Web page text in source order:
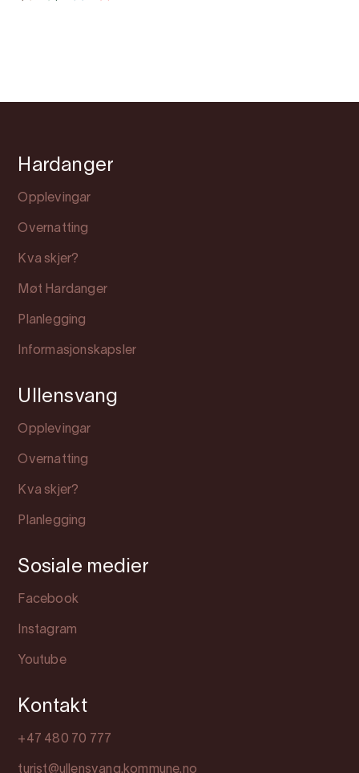
Hardanger
Opplevingar
Overnatting
Kva skjer?
Møt Hardanger
Planlegging
Informasjonskapsler
Ullensvang
Opplevingar
Overnatting
Kva skjer?
Planlegging
Sosiale medier
Facebook
Instagram
Youtube
Kontakt
+47 480 70 777
turist@ullensvang.kommune.no